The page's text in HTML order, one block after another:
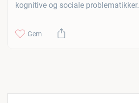
kognitive og sociale problematikker.
Gem